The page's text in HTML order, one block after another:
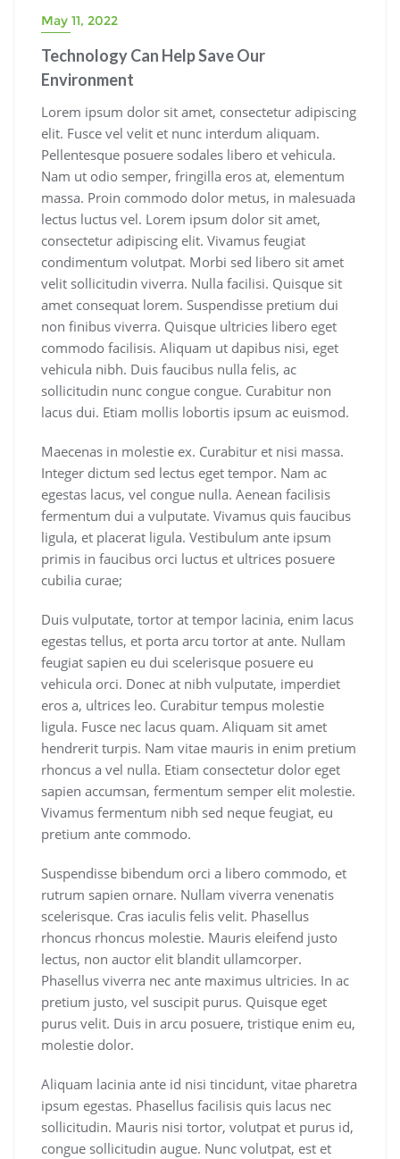
May 11, 2022
Technology Can Help Save Our
Environment
Lorem ipsum dolor sit amet, consectetur adipiscing
elit. Fusce vel velit et nunc interdum aliquam.
Pellentesque posuere sodales libero et vehicula.
Nam ut odio semper, fringilla eros at, elementum
massa. Proin commodo dolor metus, in malesuada
lectus luctus vel. Lorem ipsum dolor sit amet,
consectetur adipiscing elit. Vivamus feugiat
condimentum volutpat. Morbi sed libero sit amet
velit sollicitudin viverra. Nulla facilisi. Quisque sit
amet consequat lorem. Suspendisse pretium dui
non finibus viverra. Quisque ultricies libero eget
commodo facilisis. Aliquam ut dapibus nisi, eget
vehicula nibh. Duis faucibus nulla felis, ac
sollicitudin nunc congue congue. Curabitur non
lacus dui. Etiam mollis lobortis ipsum ac euismod.
Maecenas in molestie ex. Curabitur et nisi massa.
Integer dictum sed lectus eget tempor. Nam ac
egestas lacus, vel congue nulla. Aenean facilisis
fermentum dui a vulputate. Vivamus quis faucibus
ligula, et placerat ligula. Vestibulum ante ipsum
primis in faucibus orci luctus et ultrices posuere
cubilia curae;
Duis vulputate, tortor at tempor lacinia, enim lacus
egestas tellus, et porta arcu tortor at ante. Nullam
feugiat sapien eu dui scelerisque posuere eu
vehicula orci. Donec at nibh vulputate, imperdiet
eros a, ultrices leo. Curabitur tempus molestie
ligula. Fusce nec lacus quam. Aliquam sit amet
hendrerit turpis. Nam vitae mauris in enim pretium
rhoncus a vel nulla. Etiam consectetur dolor eget
sapien accumsan, fermentum semper elit molestie.
Vivamus fermentum nibh sed neque feugiat, eu
pretium ante commodo.
Suspendisse bibendum orci a libero commodo, et
rutrum sapien ornare. Nullam viverra venenatis
scelerisque. Cras iaculis felis velit. Phasellus
rhoncus rhoncus molestie. Mauris eleifend justo
lectus, non auctor elit blandit ullamcorper.
Phasellus viverra nec ante maximus ultricies. In ac
pretium justo, vel suscipit purus. Quisque eget
purus velit. Duis in arcu posuere, tristique enim eu,
molestie dolor.
Aliquam lacinia ante id nisi tincidunt, vitae pharetra
ipsum egestas. Phasellus facilisis quis lacus nec
sollicitudin. Mauris nisi tortor, volutpat et purus id,
congue sollicitudin augue. Nunc volutpat, est et